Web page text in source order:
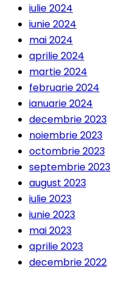
iulie 2024
iunie 2024
mai 2024
aprilie 2024
martie 2024
februarie 2024
ianuarie 2024
decembrie 2023
noiembrie 2023
octombrie 2023
septembrie 2023
august 2023
iulie 2023
iunie 2023
mai 2023
aprilie 2023
decembrie 2022